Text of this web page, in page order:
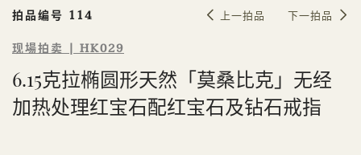
個人 公司
现場拍卖 | HK029
拍品编号 114 上一拍品 下一拍品
6.15克拉椭圆形天然「莫桑比克」无经
加热处理红宝石配红宝石及钻石戒指